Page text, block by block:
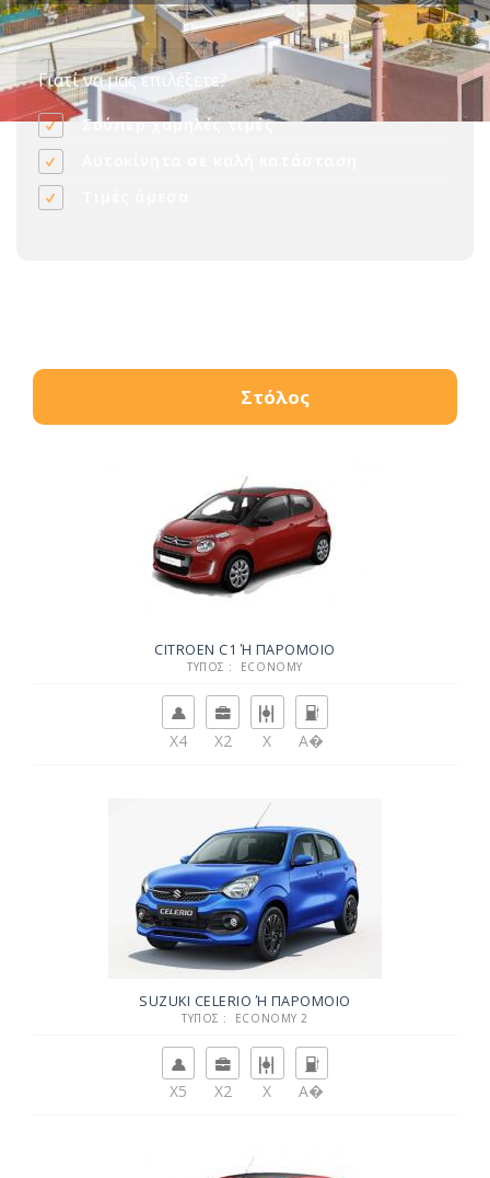
Γιατί να μας επιλέξετε?
Σούπερ χαμηλές τιμές
Στόλος
CITROEN C1 Ή ΠΑΡΌΜΟΙΟ
ΤΎΠΟΣ : ECONOMY
X4 X2 X Α�
SUZUKI CELERIO Ή ΠΑΡΌΜΟΙΟ
ΤΎΠΟΣ : ECONOMY 2
X5 X2 X Α�